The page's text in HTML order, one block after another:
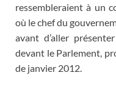
ressembleraient à un
où le chef du
avant d’aller
devant le Parlement,
de janvier 2012.